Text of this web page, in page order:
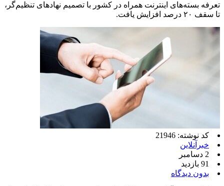
تعرفه بسته‌های اینترنت همراه در کشور با تصمیم نهادهای تنظیم‌گر،
تا سقف ۲۰ درصد افزایش یافت.
کد نوشته: 21946
خبرآنلاین
2 دسامبر
91 بازدید
بدون دیدگاه